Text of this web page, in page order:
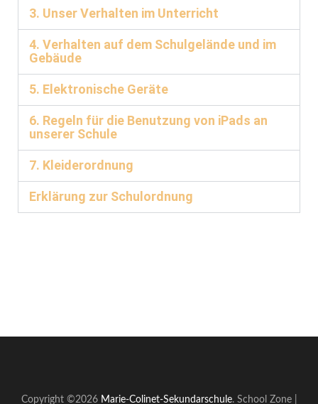
3. Unser Verhalten im Unterricht
4. Verhalten auf dem Schulgelände und im
Gebäude
5. Elektronische Geräte
6. Regeln für die Benutzung von iPads an
unserer Schule
7. Kleiderordnung
Erklärung zur Schulordnung
Copyright ©2026 Marie-Colinet-Sekundarschule. School Zone |